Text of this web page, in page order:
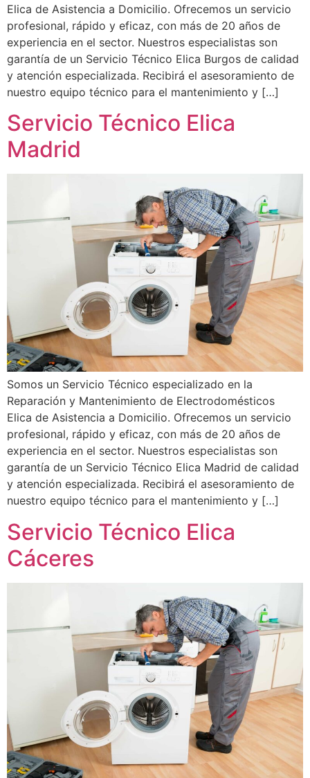
Elica de Asistencia a Domicilio. Ofrecemos un servicio
profesional, rápido y eficaz, con más de 20 años de
experiencia en el sector. Nuestros especialistas son
garantía de un Servicio Técnico Elica Burgos de calidad
y atención especializada. Recibirá el asesoramiento de
nuestro equipo técnico para el mantenimiento y […]
Servicio Técnico Elica
Madrid
Somos un Servicio Técnico especializado en la
Reparación y Mantenimiento de Electrodomésticos
Elica de Asistencia a Domicilio. Ofrecemos un servicio
profesional, rápido y eficaz, con más de 20 años de
experiencia en el sector. Nuestros especialistas son
garantía de un Servicio Técnico Elica Madrid de calidad
y atención especializada. Recibirá el asesoramiento de
nuestro equipo técnico para el mantenimiento y […]
Servicio Técnico Elica
Cáceres